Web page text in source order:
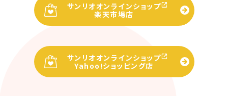
サンリオオンラインショップ
楽天市場店
サンリオオンラインショップ
Yahoo!ショッピング店